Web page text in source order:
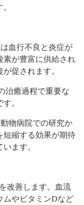
血行不良と炎症が
素が豊富に供給され
促されます。
治癒過程で重要な
。
物病院での研究か
短縮する効果が期待
ます。
改善します。血流
ムやビタミンDなど